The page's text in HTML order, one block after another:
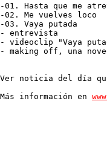
-01. Hasta que me
-02. Me vuelves loco
-03. Vaya putada
- entrevista
- videoclip "Vaya
- making off, una
Ver noticia del día
Más información en